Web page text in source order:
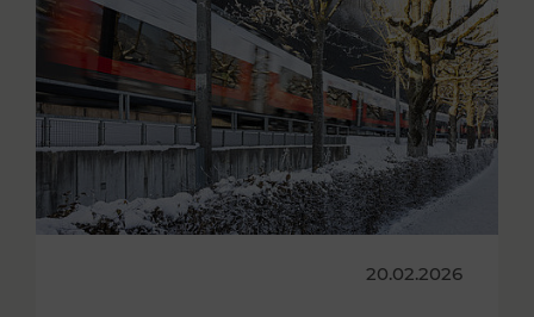
20.02.2026